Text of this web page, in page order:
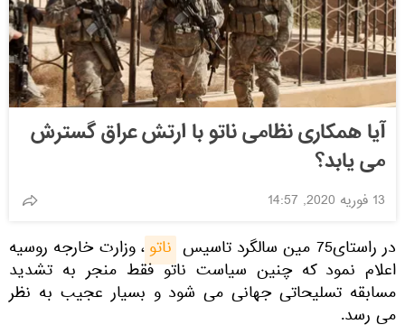
آیا همکاری نظامی ناتو با ارتش عراق گسترش
می یابد؟
13 فوریه 2020, 14:57
در راستای75 مین سالگرد تاسیس ناتو، وزارت خارجه روسیه
اعلام نمود که چنین سیاست ناتو فقط منجر به تشدید
مسابقه تسلیحاتی جهانی می شود و بسیار عجیب به نظر
می رسد.